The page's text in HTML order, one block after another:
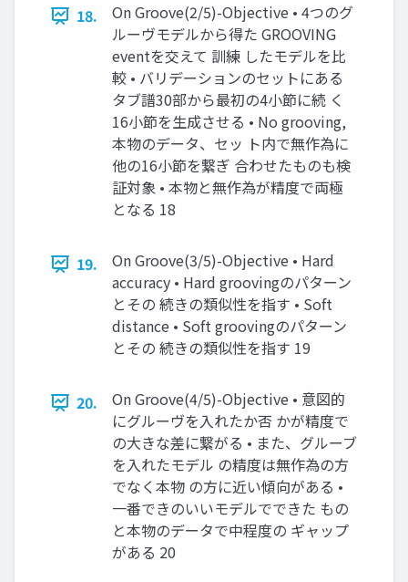
18.
On Groove(2/5)-Objective • 4つのグ
ルーヴモデルから得た GROOVING
eventを交えて 訓練 したモデルを比
較 • バリデーションのセットにある
タブ譜30部から最初の4小節に続 く
16小節を生成させる • No grooving,
本物のデータ、セッ ト内で無作為に
他の16小節を繋ぎ 合わせたものも検
証対象 • 本物と無作為が精度で両極
となる 18
19.
On Groove(3/5)-Objective • Hard
accuracy • Hard groovingのパターン
とその 続きの類似性を指す • Soft
distance • Soft groovingのパターン
とその 続きの類似性を指す 19
20.
On Groove(4/5)-Objective • 意図的
にグルーヴを入れたか否 かが精度で
の大きな差に繋がる • また、グルーブ
を入れたモデル の精度は無作為の方
でなく本物 の方に近い傾向がある •
一番できのいいモデルでできた もの
と本物のデータで中程度の ギャップ
がある 20